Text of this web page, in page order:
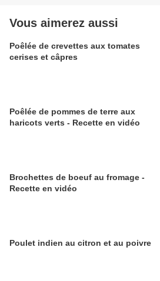
Vous aimerez aussi
Poêlée de crevettes aux tomates
cerises et câpres
Poêlée de pommes de terre aux
haricots verts - Recette en vidéo
Brochettes de boeuf au fromage -
Recette en vidéo
Poulet indien au citron et au poivre